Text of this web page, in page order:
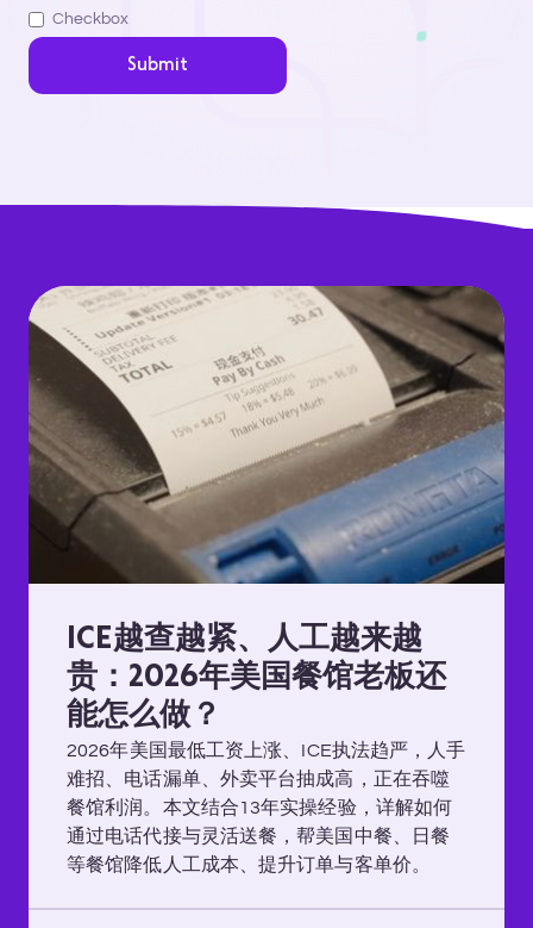
Checkbox
ICE越查越紧、人工越来越
贵：2026年美国餐馆老板还
能怎么做？
2026年美国最低工资上涨、ICE执法趋严，人手
难招、电话漏单、外卖平台抽成高，正在吞噬
餐馆利润。本文结合13年实操经验，详解如何
通过电话代接与灵活送餐，帮美国中餐、日餐
等餐馆降低人工成本、提升订单与客单价。